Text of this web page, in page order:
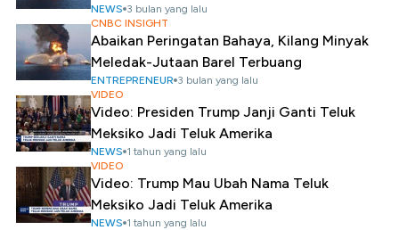
NEWS 3 bulan yang lalu
CNBC INSIGHT
Abaikan Peringatan Bahaya, Kilang Minyak
Meledak-Jutaan Barel Terbuang
ENTREPRENEUR 3 bulan yang lalu
VIDEO
Video: Presiden Trump Janji Ganti Teluk
Meksiko Jadi Teluk Amerika
NEWS 1 tahun yang lalu
VIDEO
Video: Trump Mau Ubah Nama Teluk
Meksiko Jadi Teluk Amerika
NEWS 1 tahun yang lalu